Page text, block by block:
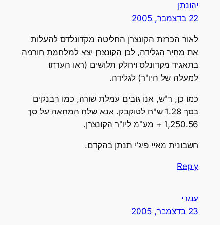
יהונתן
22 בדצמבר, 2005
לאור הכרזת הקונצרן החליטה מקדונלדס להעלות
את מחיר הגלידה, לכן הקונצרן יצא למלחמת חורמה
בתאגיד מקדונלס ויחלק תלושים (ראו הערתו
למעלה של היו"ר) לגלידה.
כמו כן, ר"ש, אנו גובים עמלת שורה, כמו הבנקים
בסך 1.28 ש"ח לטוקבק. אנא שלח המחאה על סך
1,250.56 + מע"מ ליו"ר הקונצרן.
חשבונית מאיי פיג'י תנתן בהקדם.
Reply
עמרי
23 בדצמבר, 2005